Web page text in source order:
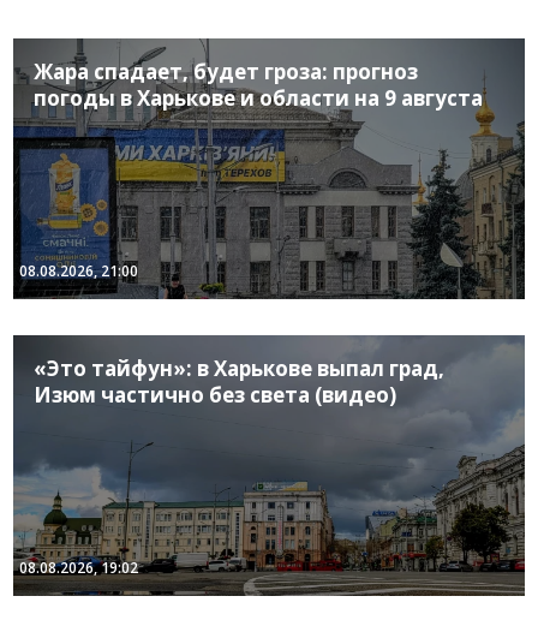
Жара спадает, будет гроза: прогноз
погоды в Харькове и области на 9 августа
08.08.2026, 21:00
«Это тайфун»: в Харькове выпал град,
Изюм частично без света (видео)
08.08.2026, 19:02